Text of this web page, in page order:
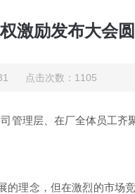
激励发布大会
31 点击次数：1105
理层、在厂全体员工齐
念，但在激烈的市场